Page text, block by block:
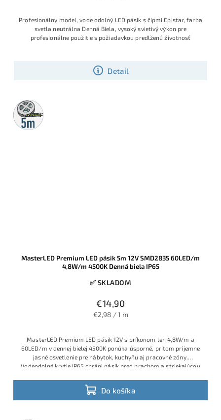
Detail
Profesionálny model, vode odolný LED pásik s čipmi Epistar, farba
svetla neutrálna Denná Biela, vysoký svietivý výkon pre
profesionálne použitie s požiadavkou predlženú životnosť
5m
rolka
MasterLED Premium LED pásik 5m 12V SMD2835 60LED/m
4,8W/m 4500K Denná biela IP65
✅ SKLADOM
€14,90
€2,98 / 1 m
Do košíka
MasterLED Premium LED pásik 12V s príkonom len 4,8W/m a
60LED/m v dennej bielej 4500K ponúka úsporné, pritom príjemne
jasné osvetlenie pre nábytok, kuchyňu aj pracovné zóny.
Vodeodolné krytie IP65 chráni pásik pred prachom a striekajúcou
linku, pričom kvalitu garantuje overená značka MasterLED.